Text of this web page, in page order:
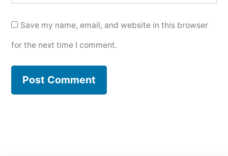
Save my name, email, and website in this browser
for the next time I comment.